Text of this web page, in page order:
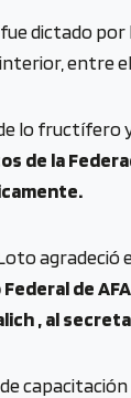
er k
dictado por
entre
lo fructífero
de la
agradeció
Federal de
, al
capacitación